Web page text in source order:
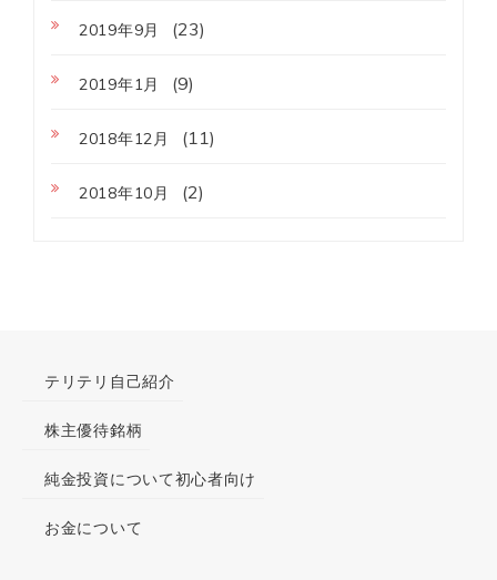
2019年9月 (23)
2019年1月 (9)
2018年12月 (11)
2018年10月 (2)
テリテリ自己紹介
株主優待銘柄
純金投資について初心者向け
お金について